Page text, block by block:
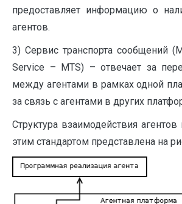
предоставляет информацию о
агентов.
3) Сервис транспорта сообщений
Service – MTS) – отвечает за
между агентами в рамках одной
за связь с агентами в других
Структура взаимодействия агентов
этим стандартом представлена на